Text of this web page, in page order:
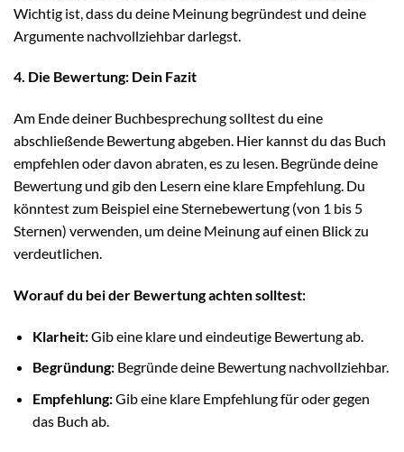
Wichtig ist, dass du deine Meinung begründest und deine
Argumente nachvollziehbar darlegst.
4. Die Bewertung: Dein Fazit
Am Ende deiner Buchbesprechung solltest du eine
abschließende Bewertung abgeben. Hier kannst du das Buch
empfehlen oder davon abraten, es zu lesen. Begründe deine
Bewertung und gib den Lesern eine klare Empfehlung. Du
könntest zum Beispiel eine Sternebewertung (von 1 bis 5
Sternen) verwenden, um deine Meinung auf einen Blick zu
verdeutlichen.
Worauf du bei der Bewertung achten solltest:
Klarheit:Gib eine klare und eindeutige Bewertung ab.
Begründung:Begründe deine Bewertung nachvollziehbar.
Empfehlung:Gib eine klare Empfehlung für oder gegen
das Buch ab.